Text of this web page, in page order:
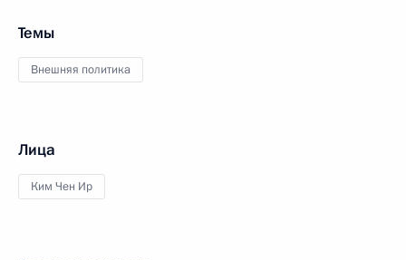
Темы
Внешняя политика
Лица
Ким Чен Ир